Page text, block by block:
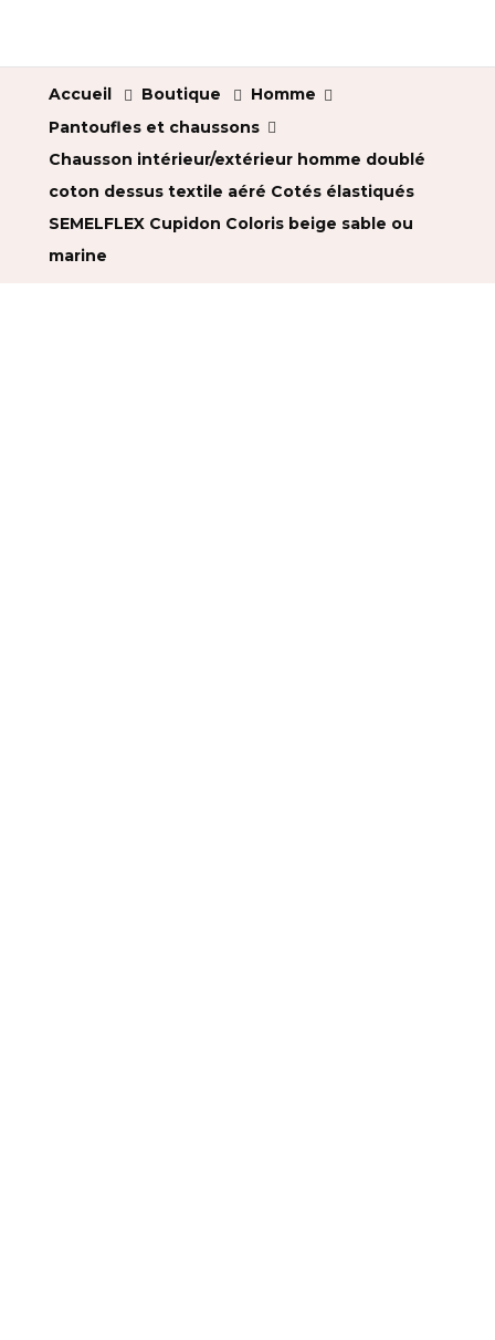
Accueil Boutique
Homme
Pantoufles et chaussons
Chausson intérieur/extérieur homme doublé
coton dessus textile aéré Cotés élastiqués
SEMELFLEX Cupidon Coloris beige sable ou
marine